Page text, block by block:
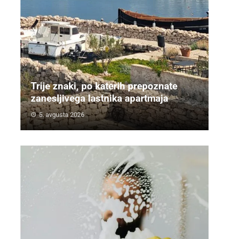
Trije znaki, po katerih prepoznate
zanesljivega lastnika apartmaja
5. avgusta 2026